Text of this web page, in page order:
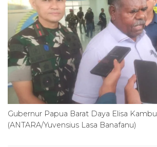
Gubernur Papua Barat Daya Elisa Kambu
(ANTARA/Yuvensius Lasa Banafanu)